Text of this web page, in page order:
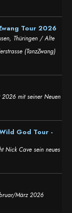
Tour 2026
Thüringen / Alte
(TanzZwang)
2026 mit seiner Neuen
God Tour -
Nick Cave sein neues
März 2026